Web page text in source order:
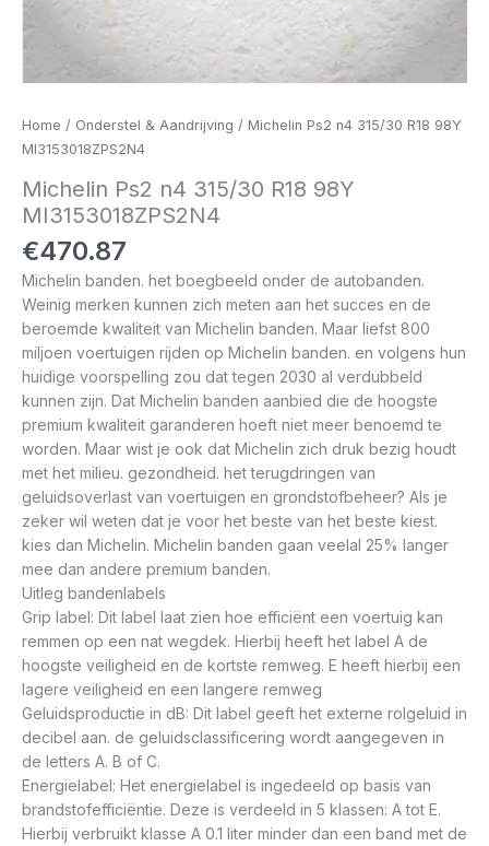
Home / Onderstel & Aandrijving / Michelin Ps2 n4 315/30 R18 98Y
MI3153018ZPS2N4
Michelin Ps2 n4 315/30 R18 98Y
MI3153018ZPS2N4
€470.87
Michelin banden. het boegbeeld onder de autobanden.
Weinig merken kunnen zich meten aan het succes en de
beroemde kwaliteit van Michelin banden. Maar liefst 800
miljoen voertuigen rijden op Michelin banden. en volgens hun
huidige voorspelling zou dat tegen 2030 al verdubbeld
kunnen zijn. Dat Michelin banden aanbied die de hoogste
premium kwaliteit garanderen hoeft niet meer benoemd te
worden. Maar wist je ook dat Michelin zich druk bezig houdt
met het milieu. gezondheid. het terugdringen van
geluidsoverlast van voertuigen en grondstofbeheer? Als je
zeker wil weten dat je voor het beste van het beste kiest.
kies dan Michelin. Michelin banden gaan veelal 25% langer
mee dan andere premium banden.
Uitleg bandenlabels
Grip label: Dit label laat zien hoe efficiënt een voertuig kan
remmen op een nat wegdek. Hierbij heeft het label A de
hoogste veiligheid en de kortste remweg. E heeft hierbij een
lagere veiligheid en een langere remweg
Geluidsproductie in dB: Dit label geeft het externe rolgeluid in
decibel aan. de geluidsclassificering wordt aangegeven in
de letters A. B of C.
Energielabel: Het energielabel is ingedeeld op basis van
brandstofefficiëntie. Deze is verdeeld in 5 klassen: A tot E.
Hierbij verbruikt klasse A 0.1 liter minder dan een band met de